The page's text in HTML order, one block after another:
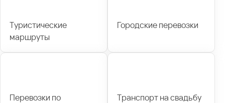
Туристические
маршруты
Городские перевозки
Перевозки по
Транспорт на свадьбу